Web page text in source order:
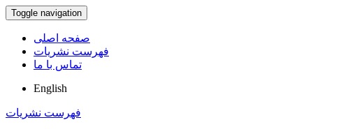
Toggle navigation
صفحه اصلی
فهرست نشریات
تماس با ما
English
فهرست نشریات